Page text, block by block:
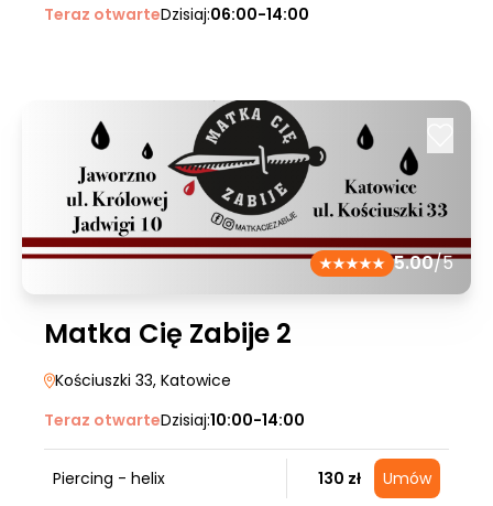
Teraz otwarteDzisiaj:06:00-14:00
5.00/5
Matka Cię Zabije 2
Kościuszki 33, Katowice
Teraz otwarteDzisiaj:10:00-14:00
Piercing - helix 130 zł Umów